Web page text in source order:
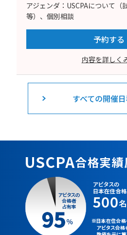
アジェンダ：USCPAについて（
等）、個別相談
予約する
内容を詳しく
すべての開催